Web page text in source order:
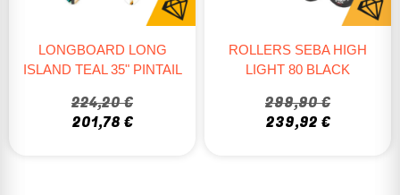
LONGBOARD LONG
ISLAND TEAL 35" PINTAIL
224,20 €
201,78 €
ROLLERS SEBA HIGH
LIGHT 80 BLACK
299,90 €
239,92 €